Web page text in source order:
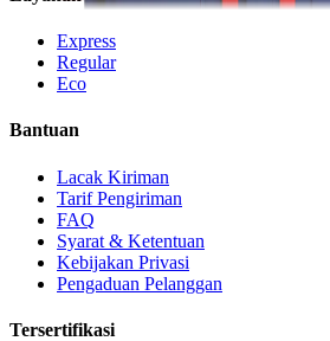
Express
Regular
Eco
Bantuan
Lacak Kiriman
Tarif Pengiriman
FAQ
Syarat & Ketentuan
Kebijakan Privasi
Pengaduan Pelanggan
Tersertifikasi